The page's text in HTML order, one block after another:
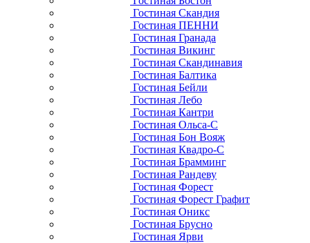
Гостиная Скандия
Гостиная ПЕННИ
Гостиная Гранада
Гостиная Викинг
Гостиная Скандинавия
Гостиная Балтика
Гостиная Бейли
Гостиная Лебо
Гостиная Кантри
Гостиная Ольса-С
Гостиная Бон Вояж
Гостиная Квадро-С
Гостиная Брамминг
Гостиная Рандеву
Гостиная Форест
Гостиная Форест Графит
Гостиная Оникс
Гостиная Брусно
Гостиная Ярви